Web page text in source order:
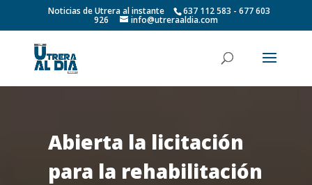
Noticias de Utrera al instante 637 112 583 - 677 603
926 info@utreraaldia.com
Abierta la licitación
para la rehabilitación